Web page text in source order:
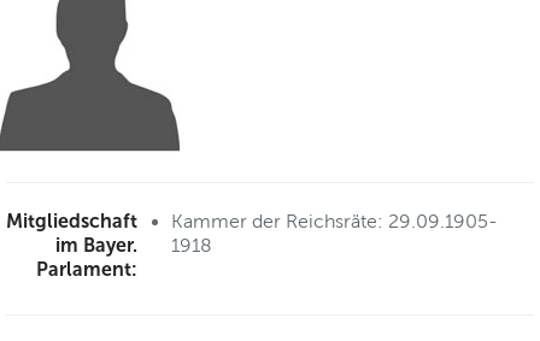
Mitgliedschaft
im Bayer.
Parlament:
Kammer der Reichsräte: 29.09.1905-
1918